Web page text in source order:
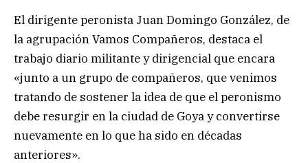
El dirigente peronista Juan Domingo González, de
la agrupación Vamos Compañeros, destaca el
trabajo diario militante y dirigencial que encara
«junto a un grupo de compañeros, que venimos
tratando de sostener la idea de que el peronismo
debe resurgir en la ciudad de Goya y convertirse
nuevamente en lo que ha sido en décadas
anteriores».